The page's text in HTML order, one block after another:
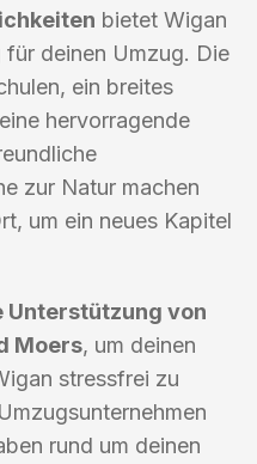
bietet Wigan
deinen Umzug. Die
ein breites
hervorragende
zur Natur machen
um ein neues Kapitel
Unterstützung von
Moers, um deinen
stressfrei zu
rund um deinen